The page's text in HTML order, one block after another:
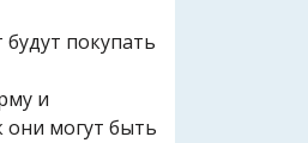
покупать
и
они могут быть